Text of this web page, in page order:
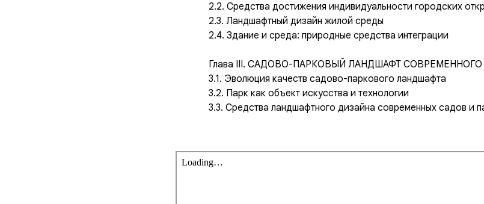
2.2. Средства достижения индивидуальности городских
2.3. Ландшафтный дизайн жилой среды
2.4. Здание и среда: природные средства интеграции
Глава III. САДОВО-ПАРКОВЫЙ ЛАНДШАФТ
3.1. Эволюция качеств садово-паркового ландшафта
3.2. Парк как объект искусства и технологии
3.3. Средства ландшафтного дизайна современных садов и